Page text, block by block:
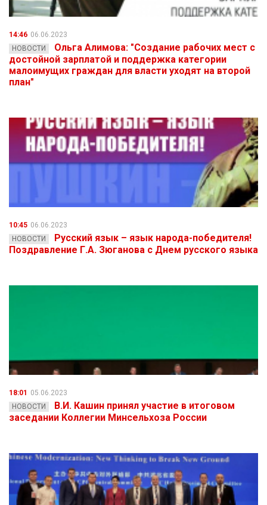
14:46 06.06.2023
НОВОСТИ
Ольга Алимова: "Создание рабочих мест с
достойной зарплатой и поддержка категории
малоимущих граждан для власти уходят на второй
план"
10:45 06.06.2023
НОВОСТИ
Русский язык – язык народа-победителя!
Поздравление Г.А. Зюганова с Днем русского языка
18:01
05.06.2023
НОВОСТИ
В.И. Кашин принял участие в итоговом
заседании Коллегии Минсельхоза России